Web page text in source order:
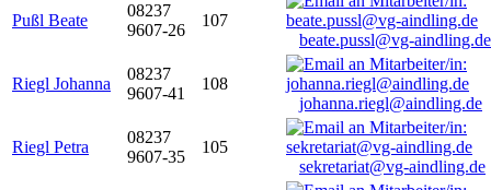
Pußl Beate
08237
9607-26
107
beate.pussl@vg-aindling.de
Riegl Johanna
08237
9607-41
108
johanna.riegl@aindling.de
Riegl Petra
08237
9607-35
105
sekretariat@vg-aindling.de